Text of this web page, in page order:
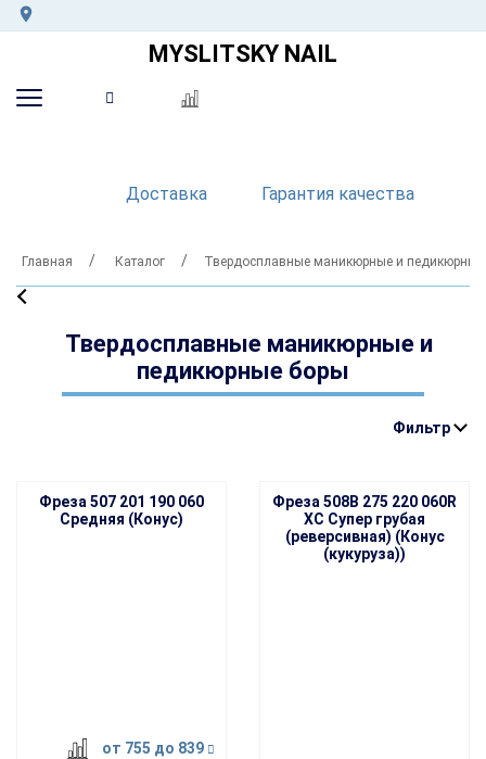
MYSLITSKY NAIL
Доставка Гарантия качества
Главная Каталог Твердосплавные маникюрные и
Твердосплавные маникюрные и
педикюрные боры
Фильтр
Фреза 507 201 190 060
Средняя (Конус)
от 755 до 839
Фреза 508B 275 220 060R
XC Супер грубая
(реверсивная) (Конус
(кукуруза))